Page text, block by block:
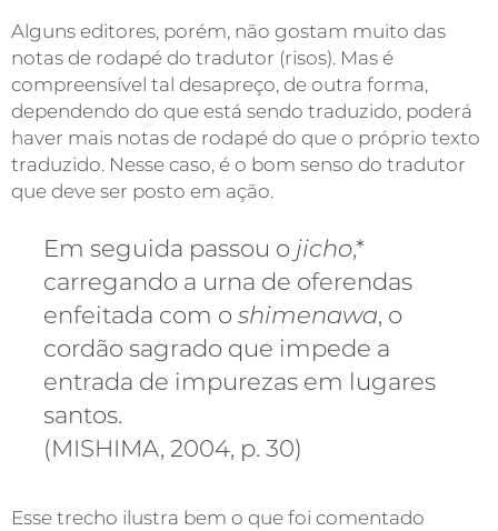
Alguns editores, porém, não gostam muito das
notas de rodapé do tradutor (risos). Mas é
compreensível tal desapreço, de outra forma,
dependendo do que está sendo traduzido, poderá
haver mais notas de rodapé do que o próprio texto
traduzido. Nesse caso, é o bom senso do tradutor
que deve ser posto em ação.
Em seguida passou o jicho,*
carregando a urna de oferendas
enfeitada com o shimenawa, o
cordão sagrado que impede a
entrada de impurezas em lugares
santos.
(MISHIMA, 2004, p. 30)
Esse trecho ilustra bem o que foi comentado